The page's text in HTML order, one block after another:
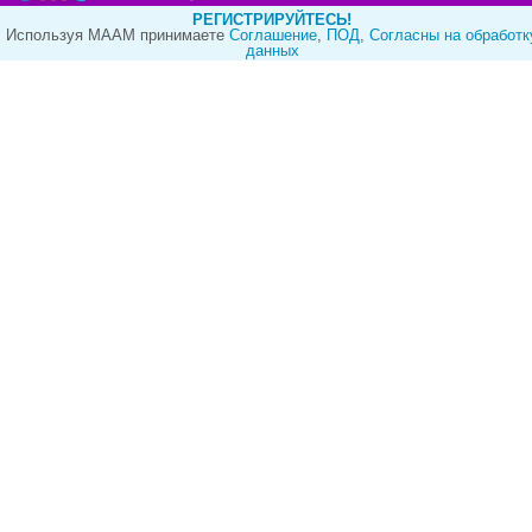
РЕГИСТРИРУЙТЕСЬ!
Используя МААМ принимаете Cоглашение, ПОД, Согласны на
данных